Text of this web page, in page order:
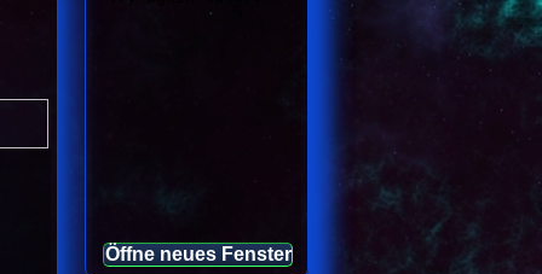
Öffne neues Fenster